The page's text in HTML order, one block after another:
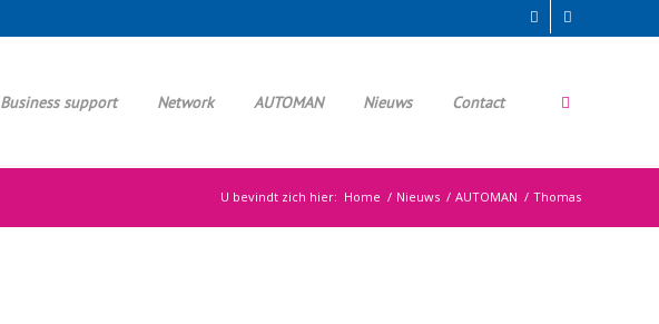
Business support Network AUTOMAN Nieuws Contact
U bevindt zich hier: Home / Nieuws / AUTOMAN / Thomas